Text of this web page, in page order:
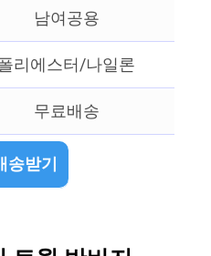
남여공용
리에스터/나일론
무료배송
송받기